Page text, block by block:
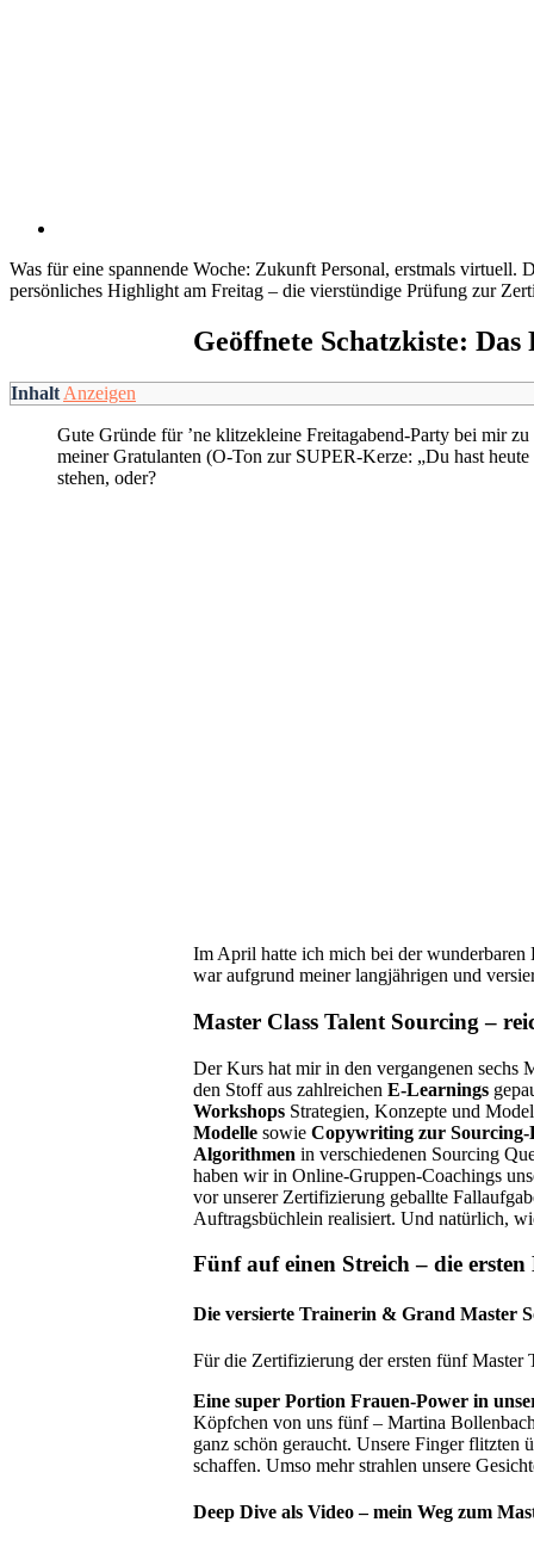
Was für eine spannende Woche: Zukunft Personal, erstmals
persönliches Highlight am Freitag – die vierstündige Prüfung zur
Geöffnete Schatzkiste:
Inhalt Anzeigen
Gute Gründe für ’ne klitzekleine Freitagabend-Party bei mir
meiner Gratulanten (O-Ton zur SUPER-Kerze: „Du hast
stehen, oder?
Im April hatte ich mich bei der wunderbaren
war aufgrund meiner langjährigen und
Master Class Talent Sourcing –
Der Kurs hat mir in den vergangenen sechs
den Stoff aus zahlreichen E-Learnings
WorkshopsStrategien, Konzepte und
Modellesowie Copywriting zur
Algorithmen in verschiedenen Sourcing
haben wir in Online-Gruppen-Coachings
vor unserer Zertifizierung geballte
Auftragsbüchlein realisiert. Und natürlich,
Fünf auf einen Streich – die ersten
Die versierte Trainerin & Grand Master
Für die Zertifizierung der ersten fünf
Eine super Portion Frauen-Power in
Köpfchen von uns fünf – Martina
ganz schön geraucht. Unsere Finger flitzten
schaffen. Umso mehr strahlen unsere
Deep Dive als Video –mein Weg zum